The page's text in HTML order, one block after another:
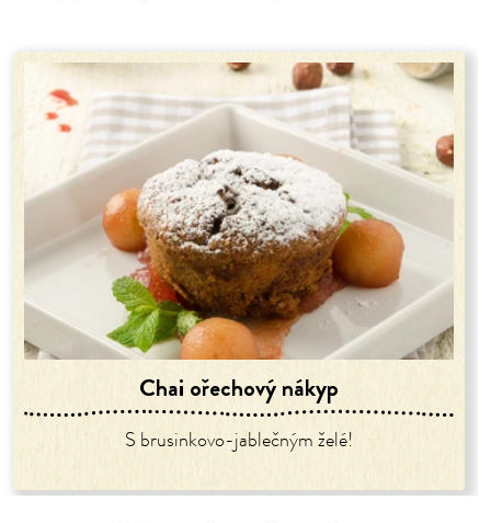
Chai ořechový nákyp
S brusinkovo-jablečným želé!